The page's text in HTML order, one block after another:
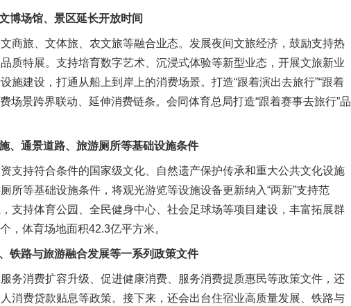
博场馆、景区延长开放时间
旅、文体旅、农文旅等融合业态。发展夜间文旅经济，鼓励支持热
质特展。支持培育数字艺术、沉浸式体验等新型业态，开展文旅新业
建设，打通从船上到岸上的消费场景。打造“跟着演出去旅行”“跟着
场景跨界联动、延伸消费链条。会同体育总局打造“跟着赛事去旅行”品
、通景道路、旅游厕所等基础设施条件
持符合条件的国家级文化、自然遗产保护传承和重大公共文化设施
所等基础设施条件，将观光游览等设施设备更新纳入“两新”支持范
支持体育公园、全民健身中心、社会足球场等项目建设，丰富拓展群
，体育场地面积42.3亿平方米。
铁路与旅游融合发展等一系列政策文件
消费扩容升级、促进健康消费、服务消费提质惠民等政策文件，还
消费贷款贴息等政策。接下来，还会出台住宿业高质量发展、铁路与